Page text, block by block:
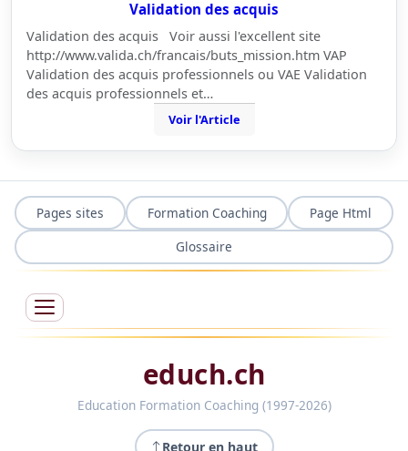
Validation des acquis
Validation des acquis Voir aussi l'excellent site
http://www.valida.ch/francais/buts_mission.htm VAP
Validation des acquis professionnels ou VAE Validation
des acquis professionnels et…
Voir l'Article
Pages sites Formation Coaching
Page Html
Glossaire
educh.ch
Education Formation Coaching (1997-2026)
Retour en haut